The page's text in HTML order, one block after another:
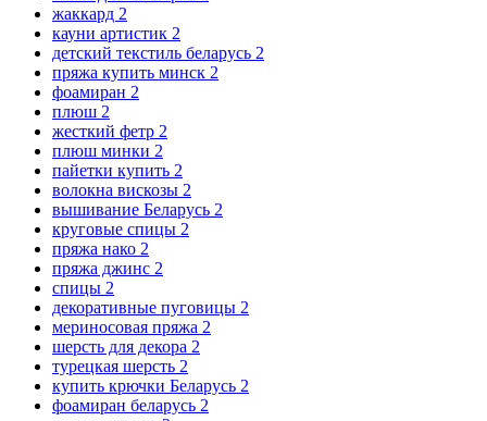
жаккард 2
кауни артистик 2
детский текстиль беларусь 2
пряжа купить минск 2
фоамиран 2
плюш 2
жесткий фетр 2
плюш минки 2
пайетки купить 2
волокна вискозы 2
вышивание Беларусь 2
круговые спицы 2
пряжа нако 2
пряжа джинс 2
спицы 2
декоративные пуговицы 2
мериносовая пряжа 2
шерсть для декора 2
турецкая шерсть 2
купить крючки Беларусь 2
фоамиран беларусь 2